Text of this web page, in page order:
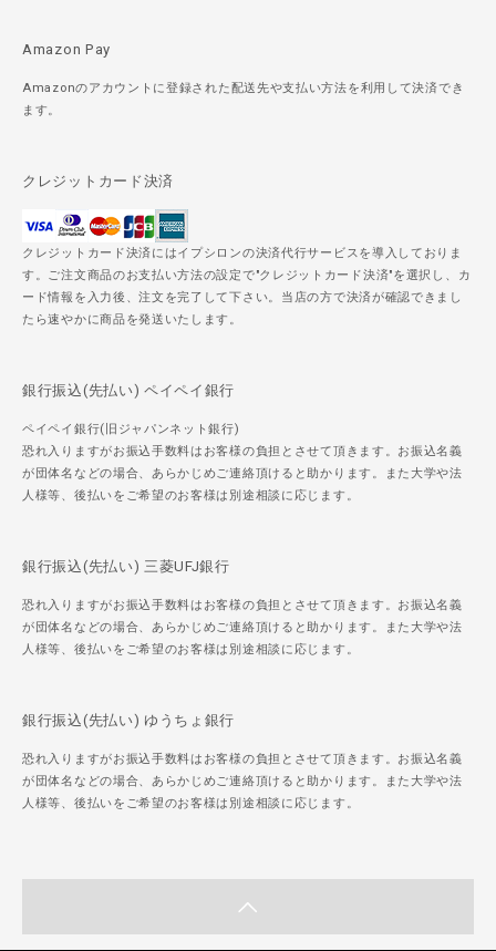
Amazon Pay
Amazonのアカウントに登録された配送先や支払い方法を利用して決済でき
ます。
クレジットカード決済
クレジットカード決済にはイプシロンの決済代行サービスを導入しておりま
す。ご注文商品のお支払い方法の設定で"クレジットカード決済"を選択し、カ
ード情報を入力後、注文を完了して下さい。当店の方で決済が確認できまし
たら速やかに商品を発送いたします。
銀行振込(先払い) ペイペイ銀行
ペイペイ銀行(旧ジャパンネット銀行)
恐れ入りますがお振込手数料はお客様の負担とさせて頂きます。お振込名義
が団体名などの場合、あらかじめご連絡頂けると助かります。また大学や法
人様等、後払いをご希望のお客様は別途相談に応じます。
銀行振込(先払い) 三菱UFJ銀行
恐れ入りますがお振込手数料はお客様の負担とさせて頂きます。お振込名義
が団体名などの場合、あらかじめご連絡頂けると助かります。また大学や法
人様等、後払いをご希望のお客様は別途相談に応じます。
銀行振込(先払い) ゆうちょ銀行
恐れ入りますがお振込手数料はお客様の負担とさせて頂きます。お振込名義
が団体名などの場合、あらかじめご連絡頂けると助かります。また大学や法
人様等、後払いをご希望のお客様は別途相談に応じます。